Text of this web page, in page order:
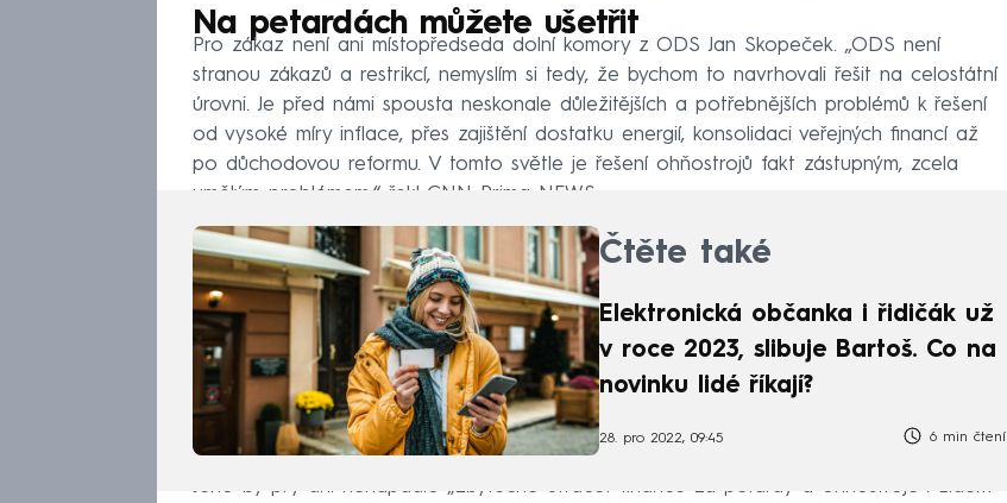
Na petardách můžete ušetřit
Pro zákaz není ani místopředseda dolní komory z ODS Jan Skopeček. „ODS není
stranou zákazů a restrikcí, nemyslím si tedy, že bychom to navrhovali řešit na celostátní
úrovni. Je před námi spousta neskonale důležitějších a potřebnějších problémů k řešení
od vysoké míry inflace, přes zajištění dostatku energií, konsolidaci veřejných financí až
po důchodovou reformu. V tomto světle je řešení ohňostrojů fakt zástupným, zcela
umělým problémem,“ řekl CNN Prima NEWS.
Čtěte také
Elektronická občanka i řidičák už
v roce 2023, slibuje Bartoš. Co na
novinku lidé říkají?
28. pro 2022, 09:45 6 min čtení
Jeho by prý ani nenapadlo „zbytečně utrácet finance za petardy a ohňostroje“. Lidem